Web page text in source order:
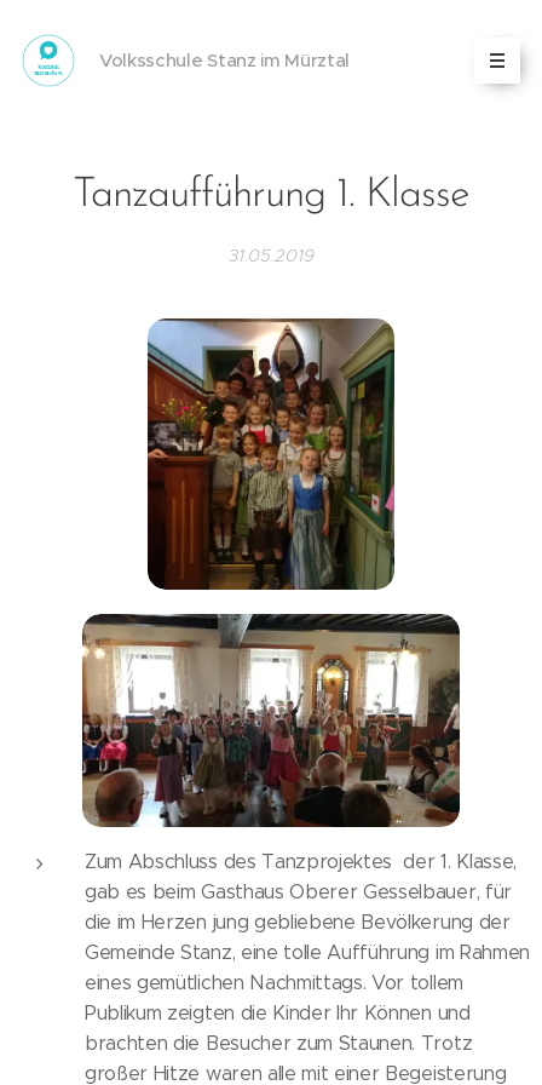
Volksschule Stanz im Mürztal
Tanzaufführung 1. Klasse
31.05.2019
Zum Abschluss des Tanzprojektes der 1. Klasse,
gab es beim Gasthaus Oberer Gesselbauer, für
die im Herzen jung gebliebene Bevölkerung der
Gemeinde Stanz, eine tolle Aufführung im Rahmen
eines gemütlichen Nachmittags. Vor tollem
Publikum zeigten die Kinder Ihr Können und
brachten die Besucher zum Staunen. Trotz
großer Hitze waren alle mit einer Begeisterung